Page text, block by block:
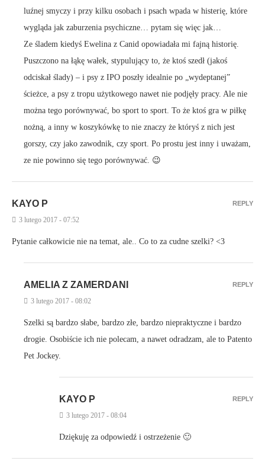
luźnej smyczy i przy kilku osobach i psach wpada w histerię, które
wygląda jak zaburzenia psychiczne… pytam się więc jak…
Ze śladem kiedyś Ewelina z Canid opowiadała mi fajną historię.
Puszczono na łąkę wałek, stypulujący to, że ktoś szedł (jakoś
odciskał ślady) – i psy z IPO poszły idealnie po „wydeptanej”
ścieżce, a psy z tropu użytkowego nawet nie podjęły pracy. Ale nie
można tego porównywać, bo sport to sport. To że ktoś gra w piłkę
nożną, a inny w koszykówkę to nie znaczy że któryś z nich jest
gorszy, czy jako zawodnik, czy sport. Po prostu jest inny i uważam,
ze nie powinno się tego porównywać. 😉
KAYO P
3 lutego 2017 - 07:52
Pytanie całkowicie nie na temat, ale.. Co to za cudne szelki? <3
REPLY
AMELIA Z ZAMERDANI
3 lutego 2017 - 08:02
Szelki są bardzo słabe, bardzo złe, bardzo niepraktyczne i bardzo
drogie. Osobiście ich nie polecam, a nawet odradzam, ale to Patento
Pet Jockey.
REPLY
KAYO P
3 lutego 2017 - 08:04
Dziękuję za odpowiedź i ostrzeżenie 🙂
REPLY